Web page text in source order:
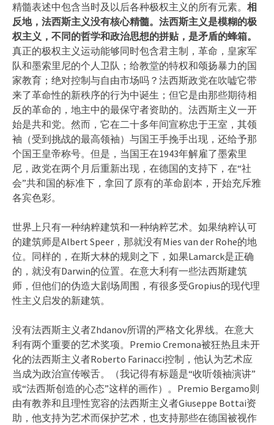
精髓表述中包含当时及以后各种极权主义的所有元素。 相
反地，法西斯主义没有核心精髓。法西斯主义是模糊的极
权主义，不同的哲学和政治思想的拼贴，是矛盾的蜂箱。
真正的极权主义运动能够同时包含君主制，革命，皇家军
队和墨索里尼的个人卫队；给教堂的特权和颂扬暴力的国
家教育；绝对控制与自由市场吗？法西斯政党在吹嘘它带
来了革命性的新秩序的行为中诞生；但它是由那些期待相
反的革命的，地主中的最保守者资助的。法西斯主义一开
始是共和党。然而，它在二十多年间宣称忠于王室，其领
袖（受到挑战的最高领袖）与国王手挽手出现，还给予那
个国王皇帝称号。但是，当国王在1943年解雇了墨索里
尼，政党在两个月后重新出现，在德国的支持下，在“社
会”共和国的标准下，拿回了原有的革命剧本，开始充斥雅
各宾色彩。
世界上只有一种纳粹建筑和一种纳粹艺术。如果纳粹认可
的建筑师是Albert Speer，那就没有Mies van der Rohe的地
位。同样的，在斯大林的规则之下，如果Lamarck是正确
的，就没有Darwin的位置。在意大利有一些法西斯建筑
师，但他们的伪造大剧场周围，有很多受Gropius的现代理
性主义启发的新建筑。
没有法西斯主义者Zhdanov所谓的严格文化界线。在意大
利有两个重要的艺术奖项。Premio Cremona被狂热且未开
化的法西斯主义者Roberto Farinacci控制，他认为艺术应
当成为政治宣传喉舌。（我记得有标题是“收听领袖演讲”
或“法西斯创造的心态”这样的画作）。Premio Bergamo则
由有教养和且理性宽容的法西斯主义者Giuseppe Bottai资
助，他支持为艺术而保护艺术，也支持那些在德国被视作